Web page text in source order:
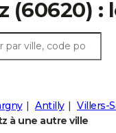
(60620) :
Antilly Villers-
à une autre ville